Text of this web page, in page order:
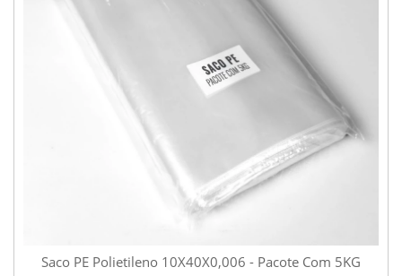
Saco PE Polietileno 10X40X0,006 - Pacote Com 5KG